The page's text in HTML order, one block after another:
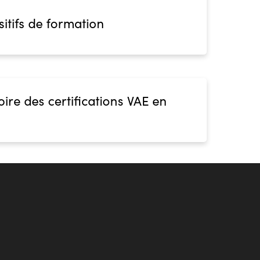
de formation
des certifications VAE en